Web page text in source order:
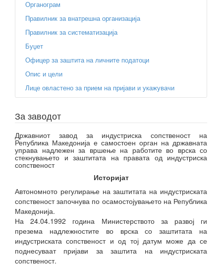
Органограм
Правилник за внатрешна организација
Правилник за систематизација
Буџет
Офицер за заштита на личните податоци
Опис и цели
Лице овластено за прием на пријави и укажувачи
За заводот
Државниот завод за индустриска сопственост на
Република Македонија е самостоен орган на државната
управа надлежен за вршење на работите во врска со
стекнувањето и заштитата на правата од индустриска
сопственост
Историјат
Автономното регулирање на заштитата на индустриската
сопственост започнува по осамостојувањето на Република
Македонија.
На 24.04.1992 година Министерството за развој ги
презема надлежностите во врска со заштитата на
индустриската сопственост и од тој датум може да се
поднесуваат пријави за заштита на индустриската
сопственост.